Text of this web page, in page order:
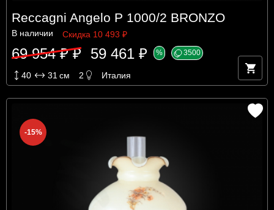
Reccagni Angelo P 1000/2 BRONZO
В наличии Скидка 10 493 ₽
69 954 ₽ ₽ 59 461 ₽ % 3500
40 31см 2 Италия
-15%